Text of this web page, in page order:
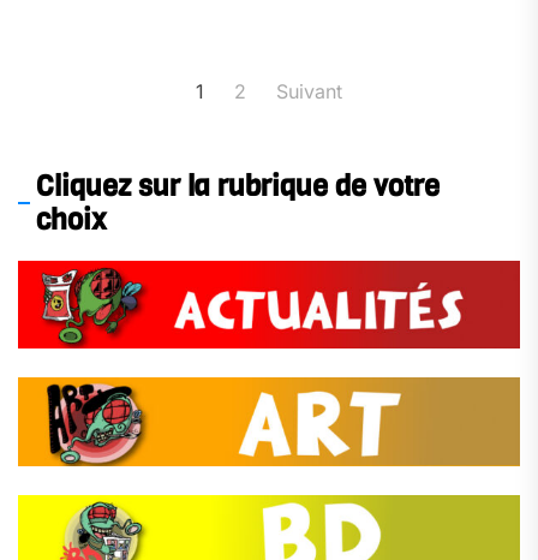
1 2 Suivant
Cliquez sur la rubrique de votre
choix